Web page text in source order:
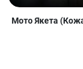
Мото Якета